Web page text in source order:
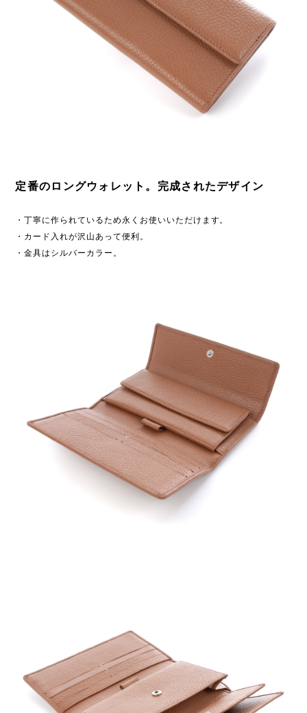
定番のロングウォレット。完成されたデザイン
・丁寧に作られているため永くお使いいただけます。
・カード入れが沢山あって便利。
・金具はシルバーカラー。